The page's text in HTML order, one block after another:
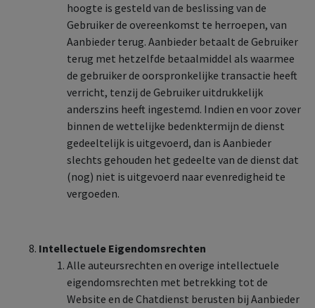
hoogte is gesteld van de beslissing van de
Gebruiker de overeenkomst te herroepen, van
Aanbieder terug. Aanbieder betaalt de Gebruiker
terug met hetzelfde betaalmiddel als waarmee
de gebruiker de oorspronkelijke transactie heeft
verricht, tenzij de Gebruiker uitdrukkelijk
anderszins heeft ingestemd. Indien en voor zover
binnen de wettelijke bedenktermijn de dienst
gedeeltelijk is uitgevoerd, dan is Aanbieder
slechts gehouden het gedeelte van de dienst dat
(nog) niet is uitgevoerd naar evenredigheid te
vergoeden.
Intellectuele Eigendomsrechten
Alle auteursrechten en overige intellectuele
eigendomsrechten met betrekking tot de
Website en de Chatdienst berusten bij Aanbieder